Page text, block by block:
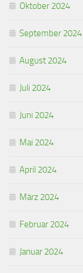
Oktober 2024
September 2024
August 2024
Juli 2024
Juni 2024
Mai 2024
April 2024
März 2024
Februar 2024
Januar 2024